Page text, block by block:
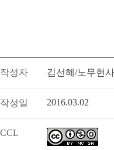
작성자 김선혜/노무현
작성일 2016.03.02
CCL